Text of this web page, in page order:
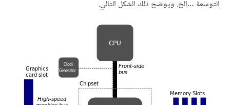
التوسعة …إلخ. ويوضح ذلك الشكل التالي.